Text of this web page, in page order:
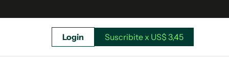
Login Suscribite x US$ 3,45